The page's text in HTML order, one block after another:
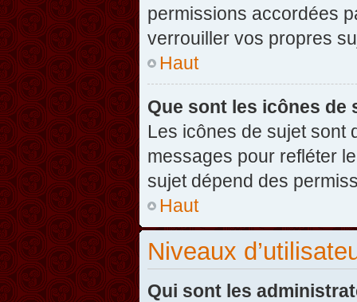
permissions accordées
verrouiller vos propres
Haut
Que sont les icônes de
Les icônes de sujet sont
messages pour refléter
sujet dépend des
Haut
Niveaux
Qui sont les